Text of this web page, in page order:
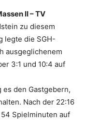
II – TV
zu diesem
legte die SGH-
ausgeglichenem
3:1 und 10:4 auf
den Gastgebern,
Nach der 22:16
Spielminuten auf